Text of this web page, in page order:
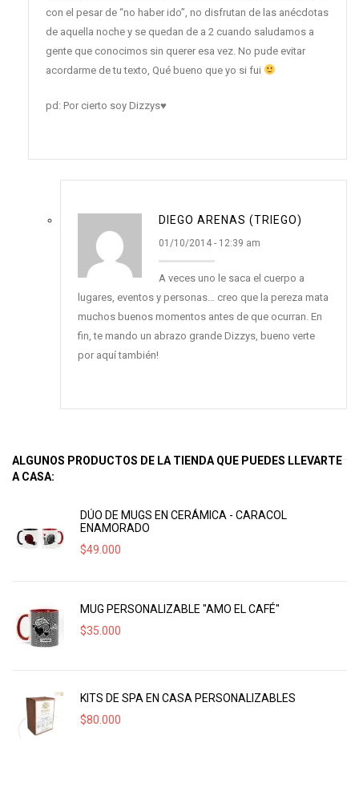
con el pesar de “no haber ido”, no disfrutan de las anécdotas
de aquella noche y se quedan de a 2 cuando saludamos a
gente que conocimos sin querer esa vez. No pude evitar
acordarme de tu texto, Qué bueno que yo si fui
pd: Por cierto soy Dizzys♥
DIEGO ARENAS (TRIEGO)
01/10/2014 - 12:39 am
A veces uno le saca el cuerpo a
lugares, eventos y personas… creo que la pereza mata
muchos buenos momentos antes de que ocurran. En
fin, te mando un abrazo grande Dizzys, bueno verte
por aquí también!
ALGUNOS PRODUCTOS DE LA TIENDA QUE PUEDES LLEVARTE
A CASA:
DÚO DE MUGS EN CERÁMICA - CARACOL
ENAMORADO
$49.000
MUG PERSONALIZABLE "AMO EL CAFÉ"
$35.000
KITS DE SPA EN CASA PERSONALIZABLES
$80.000